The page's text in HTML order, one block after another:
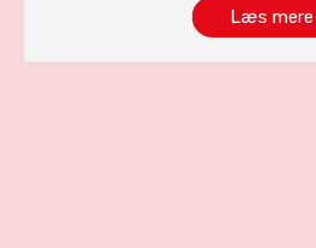
Læs mere